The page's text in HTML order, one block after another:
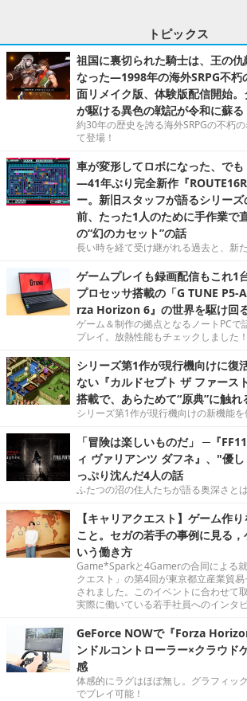
トピックス
祖国に裏切られた騎士は、王の
なった―1998年の海外SRPG不朽
面リメイク版、体験版配信開始
が駆ける異色の戦記が令和に蘇る
約30年の歴史を誇る海外SRPGの不朽
て登場！
車が変形してロボになった、で
―41年ぶり完全新作『
ー。新旧スタッフが語るシリー
前、たった1人のために手作業で
の“幻のカセット”の話
長い時を経て受け継がれる過去と、新
ゲームプレイも録画配信もこれ
プロセッサ搭載の「G TUNE P5-
rza Horizon 6』の世界を駆け回
ゲーム＆制作の拠点となるノートPCで
プレイ。放熱性能もチェックしました！
シリーズ第1作が現行機向けに復
ない『カルドセプト ザ ファース
搭載で、あらためて“原典”に触れ
シリーズ第1作が現行機向けの新機能を
「冒険は楽しいものだ」 ─『
ィ ヴァリアンツ ダフネ』、"優
っぷり沈んだ4人の話
ふたつの沼の住人たちが語る奥深さとは
【キャリアクエスト】ゲーム作
こと。セガの若手の事例に見る
いう働き方
Game*Sparkと4Gamerの合同による
クエスト」の第4回が東京都立産業貿
されました。このイベントに合わせて
実際に働いている若手社員へのインタ
GeForce NOWで『Forza
ンドルコントローラー×クラウド
感
体感的にラグはほぼ無し。グラフィッ
でプレイ可能！